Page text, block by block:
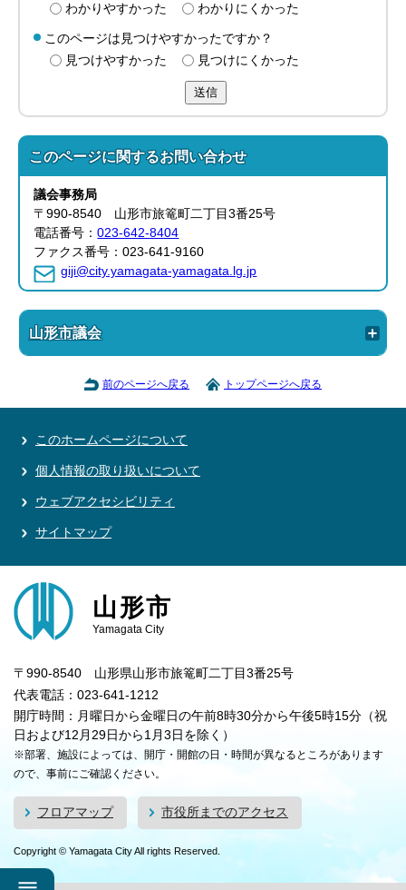
わかりやすかった
わかりにくかった
このページは見つけやすかったですか？
見つけやすかった
見つけにくかった
送信
このページに関するお問い合わせ
議会事務局
〒990-8540 山形市旅篭町二丁目3番25号
電話番号：023-642-8404
ファクス番号：023-641-9160
giji@city.yamagata-yamagata.lg.jp
山形市議会
前のページへ戻る トップページへ戻る
このホームページについて
個人情報の取り扱いについて
ウェブアクセシビリティ
サイトマップ
山形市
Yamagata City
〒990-8540 山形県山形市旅篭町二丁目3番25号
代表電話：023-641-1212
開庁時間：月曜日から金曜日の午前8時30分から午後5時15分（祝
日および12月29日から1月3日を除く）
※部署、施設によっては、開庁・開館の日・時間が異なるところがあります
ので、事前にご確認ください。
フロアマップ 市役所までのアクセス
Copyright © Yamagata City All rights Reserved.